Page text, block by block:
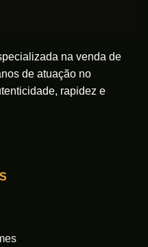
na venda de
de atuação no
rapidez e